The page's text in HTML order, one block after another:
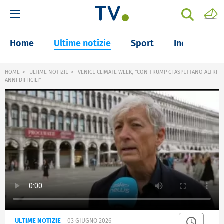
Home Ultime notizie Sport Inchieste
HOME ULTIME NOTIZIE
VENICE CLIMATE WEEK, "CON TRUMP CI ASPETTANO ALTRI
ANNI DIFFICILI"
ULTIME NOTIZIE 03 GIUGNO 2026